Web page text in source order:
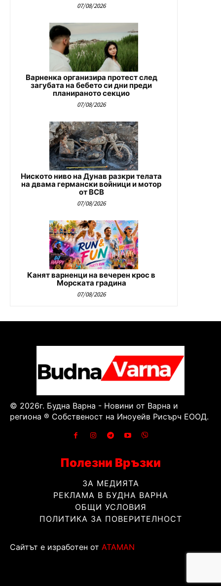
07/08/2026
Варненка организира протест след
загубата на бебето си дни преди
планираното секцио
07/08/2026
Ниското ниво на Дунав разкри телата
на двама германски войници и мотор
от ВСВ
07/08/2026
Канят варненци на вечерен крос в
Морската градина
07/08/2026
© 2026г. Будна Варна - Новини от Варна и
региона ® Собственост на Иноуейв Рисърч ЕООД.
Полезни Връзки
ЗА МЕДИЯТА
РЕКЛАМА В БУДНА ВАРНА
ОБЩИ УСЛОВИЯ
ПОЛИТИКА ЗА ПОВЕРИТЕЛНОСТ
Сайтът е изработен от ATAMAN